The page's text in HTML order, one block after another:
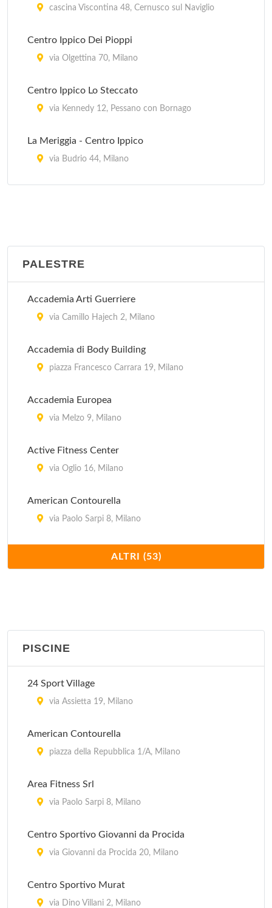
Golf Green Club
Harbour Club Milano Associazione Sportiva
cascina Viscontina 48, Cernusco sul Naviglio
Centro Ippico Dei Pioppi
via Olgettina 70, Milano
Centro Ippico Lo Steccato
via Kennedy 12, Pessano con Bornago
La Meriggia - Centro Ippico
via Budrio 44, Milano
via Macconago 20, Milano
PALESTRE
Accademia Arti Guerriere
via Camillo Hajech 2, Milano
Accademia di Body Building
piazza Francesco Carrara 19, Milano
Accademia Europea
via Melzo 9, Milano
Active Fitness Center
via Oglio 16, Milano
American Contourella
via Paolo Sarpi 8, Milano
American Contourella "piazza della Repubblica"
piazza della Repubblica 1/A, Milano
Arienta
Body Building Club
Bodyline
Brera Sport Club
ALTRI (53)
PISCINE
24 Sport Village
via Assietta 19, Milano
American Contourella
piazza della Repubblica 1/A, Milano
Area Fitness Srl
via Paolo Sarpi 8, Milano
Centro Sportivo Giovanni da Procida
via Giovanni da Procida 20, Milano
Centro Sportivo Murat
via Dino Villani 2, Milano